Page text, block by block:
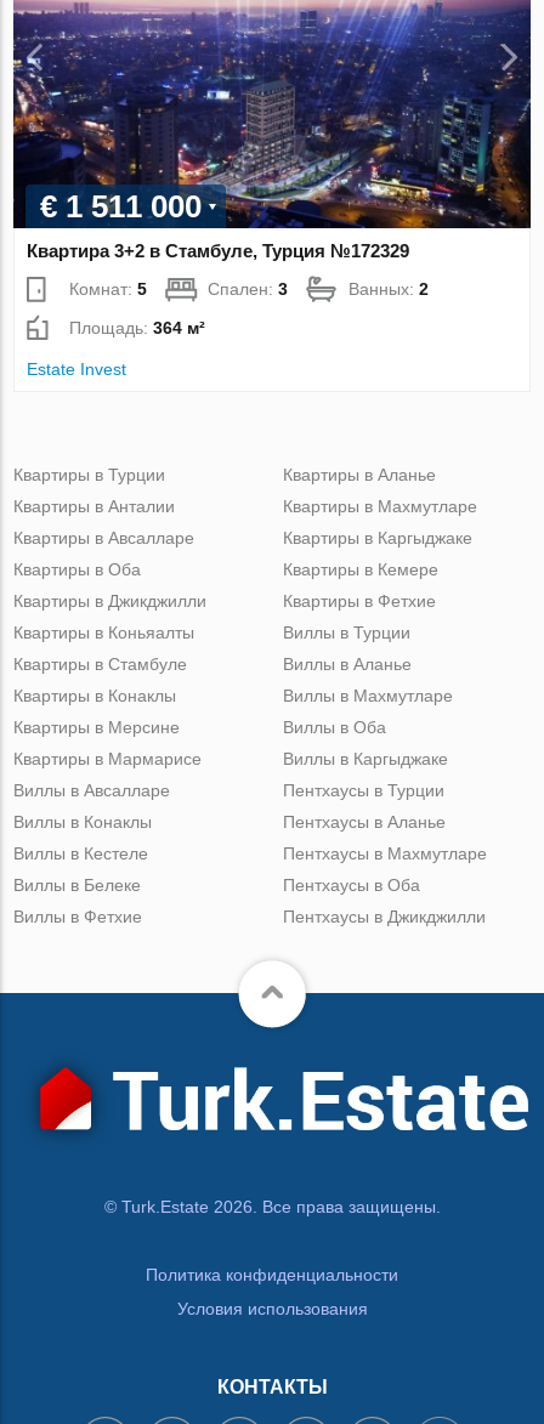
€ 1 511 000
Квартира 3+2 в Стамбуле, Турция №172329
Комнат:5 Спален:3 Ванных:2
Площадь:364 м²
Estate Invest
Квартиры в Турции
Квартиры в Анталии
Квартиры в Авсалларе
Квартиры в Оба
Квартиры в Джикджилли
Квартиры в Аланье
Квартиры в Махмутларе
Квартиры в Каргыджаке
Квартиры в Кемере
Квартиры в Фетхие
Квартиры в Коньяалты
Квартиры в Стамбуле
Квартиры в Конаклы
Квартиры в Мерсине
Квартиры в Мармарисе
Виллы в Турции
Виллы в Аланье
Виллы в Махмутларе
Виллы в Оба
Виллы в Каргыджаке
Виллы в Авсалларе
Виллы в Конаклы
Виллы в Кестеле
Виллы в Белеке
Виллы в Фетхие
Пентхаусы в Турции
Пентхаусы в Аланье
Пентхаусы в Махмутларе
Пентхаусы в Оба
Пентхаусы в Джикджилли
© Turk.Estate 2026. Все права защищены.
Политика конфиденциальности
Условия использования
КОНТАКТЫ